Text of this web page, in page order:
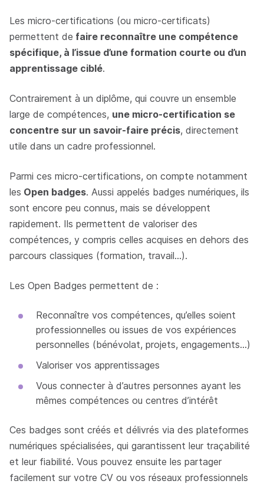
Les micro-certifications (ou micro-certificats)
permettent de faire reconnaître une compétence
spécifique, à l’issue d’une formation courte ou d’un
apprentissage ciblé.
Contrairement à un diplôme, qui couvre un ensemble
large de compétences, une micro-certification se
concentre sur un savoir-faire précis, directement
utile dans un cadre professionnel.
Parmi ces micro-certifications, on compte notamment
les Open badges. Aussi appelés badges numériques, ils
sont encore peu connus, mais se développent
rapidement. Ils permettent de valoriser des
compétences, y compris celles acquises en dehors des
parcours classiques (formation, travail…).
Les Open Badges permettent de :
Reconnaître vos compétences, qu’elles soient
professionnelles ou issues de vos expériences
personnelles (bénévolat, projets, engagements…)
Valoriser vos apprentissages
Vous connecter à d’autres personnes ayant les
mêmes compétences ou centres d’intérêt
Ces badges sont créés et délivrés via des plateformes
numériques spécialisées, qui garantissent leur traçabilité
et leur fiabilité. Vous pouvez ensuite les partager
facilement sur votre CV ou vos réseaux professionnels